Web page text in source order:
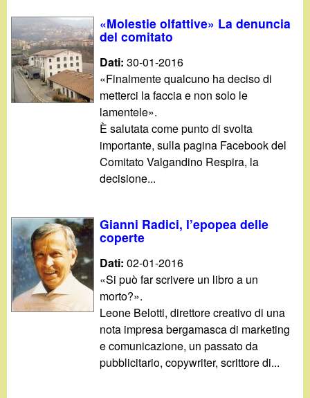
«Molestie olfattive» La denuncia
del comitato
Dati:30-01-2016
«Finalmente qualcuno ha deciso di
metterci la faccia e non solo le
lamentele».
È salutata come punto di svolta
importante, sulla pagina Facebook del
Comitato Valgandino Respira, la
decisione...
Gianni Radici, l’epopea delle
coperte
Dati:02-01-2016
«Si può far scrivere un libro a un
morto?».
Leone Belotti, direttore creativo di una
nota impresa bergamasca di marketing
e comunicazione, un passato da
pubblicitario, copywriter, scrittore di...